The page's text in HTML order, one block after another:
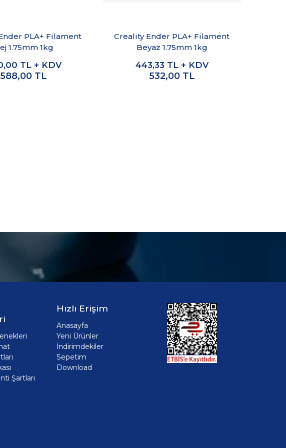
PLA+ Filament
1.75mm 1kg
TL + KDV
588,00 TL
Creality Ender PLA+ Filament
Beyaz 1.75mm 1kg
443,33 TL + KDV
532,00 TL
Şartları
Hızlı Erişim
Anasayfa
Yeni Ürünler
İndirimdekiler
Sepetim
Download